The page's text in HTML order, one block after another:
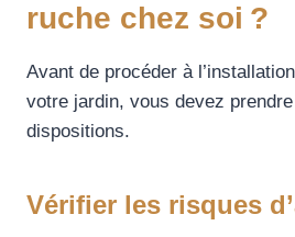
ruche chez soi ?
Avant de procéder à
votre jardin, vous devez
dispositions.
Vérifier les risques